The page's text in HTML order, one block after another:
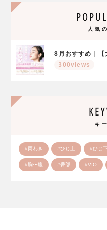
人気
8月おすすめ｜
300views
キ
#両わき #ひじ上 #ひじ
#胸〜腹 #臀部 #VIO